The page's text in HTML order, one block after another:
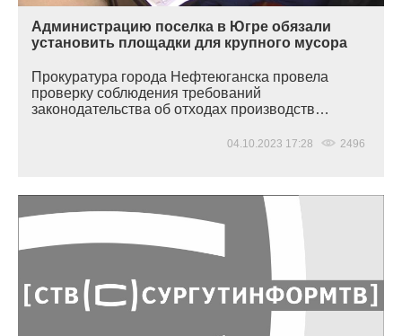
Администрацию поселка в Югре обязали
установить площадки для крупного мусора
Прокуратура города Нефтеюганска провела
проверку соблюдения требований
законодательства об отходах производств…
04.10.2023 17:28 2496